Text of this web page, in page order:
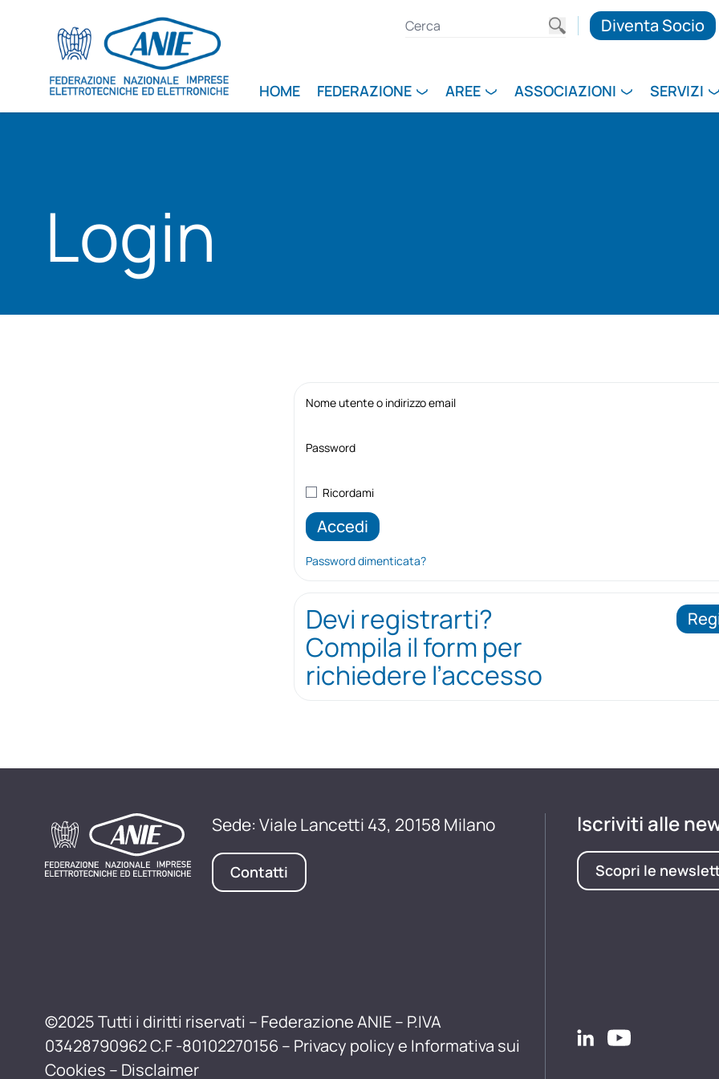
Diventa Socio
HOME FEDERAZIONE AREE ASSOCIAZIONI SERVIZI
Login
Nome utente o indirizzo email
Password
Ricordami
Password dimenticata?
Devi registrarti?
Compila il form per
richiedere l’accesso
Sede: Viale Lancetti 43, 20158 Milano
Contatti
©2025 Tutti i diritti riservati – Federazione ANIE – P.IVA
03428790962 C.F -80102270156 – Privacy policy e Informativa sui
Cookies – Disclaimer
Iscriviti alle
Scopri le